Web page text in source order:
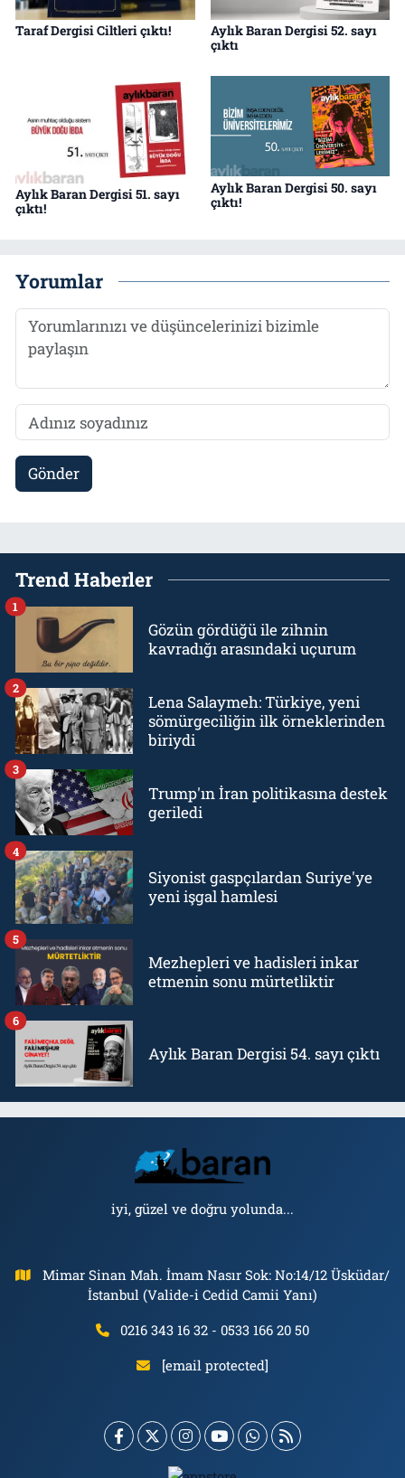
Taraf Dergisi Ciltleri çıktı!
Aylık Baran Dergisi 52. sayı
çıktı
Aylık Baran Dergisi 51. sayı
çıktı!
Aylık Baran Dergisi 50. sayı
çıktı!
Yorumlar
Gönder
Trend Haberler
Gözün gördüğü ile zihnin
kavradığı arasındaki uçurum
1
Lena Salaymeh: Türkiye, yeni
sömürgeciliğin ilk örneklerinden
biriydi
2
Trump'ın İran politikasına destek
geriledi
3
Siyonist gaspçılardan Suriye'ye
yeni işgal hamlesi
4
Mezhepleri ve hadisleri inkar
etmenin sonu mürtetliktir
5
Aylık Baran Dergisi 54. sayı çıktı
6
iyi, güzel ve doğru yolunda...
Mimar Sinan Mah. İmam Nasır Sok: No:14/12 Üsküdar/
İstanbul (Valide-i Cedid Camii Yanı)
0216 343 16 32 - 0533 166 20 50
[email protected]